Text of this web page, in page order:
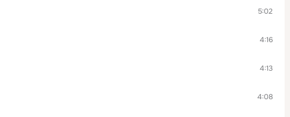
5:02
4:16
4:13
4:08